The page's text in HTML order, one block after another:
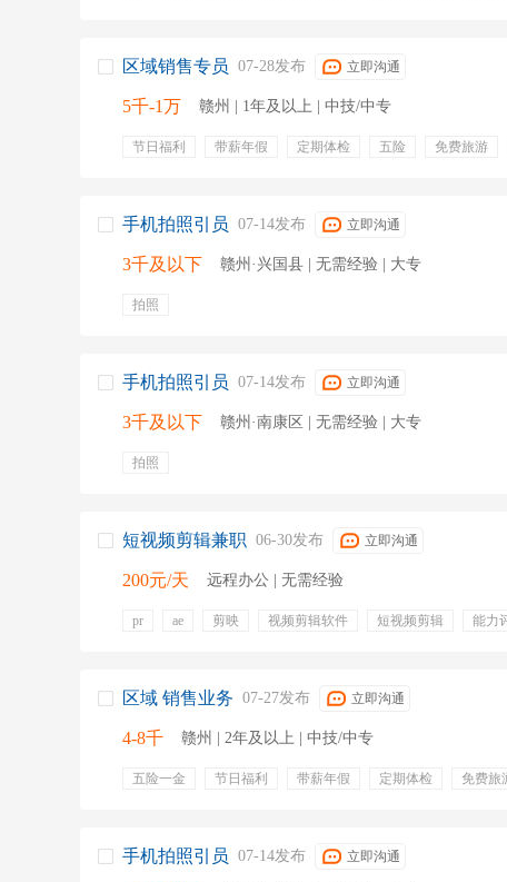
区域销售专员 07-28发布 立即沟通
5千-1万 赣州 | 1年及以上 | 中技/中专
节日福利 带薪年假 定期体检 五险 免费旅游
手机拍照引员 07-14发布 立即沟通
3千及以下 赣州·兴国县 | 无需经验 | 大专
拍照
手机拍照引员 07-14发布 立即沟通
3千及以下 赣州·南康区 | 无需经验 | 大专
拍照
短视频剪辑兼职 06-30发布 立即沟通
200元/天 远程办公 | 无需经验
pr ae 剪映 视频剪辑软件 短视频剪辑 能力
区域 销售业务 07-27发布 立即沟通
4-8千 赣州 | 2年及以上 | 中技/中专
五险一金 节日福利 带薪年假 定期体检 免费旅
手机拍照引员 07-14发布 立即沟通